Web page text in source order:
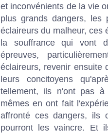
et inconvénients de la vie
plus grands dangers, les
éclaireurs du malheur, ces
la souffrance qui vont
épreuves,
éclaireurs, revenir ensuite
leurs concitoyens
tellement, ils n'ont pas à
mêmes en ont fait
affronté ces dangers, ils
pourront les vaincre. Et